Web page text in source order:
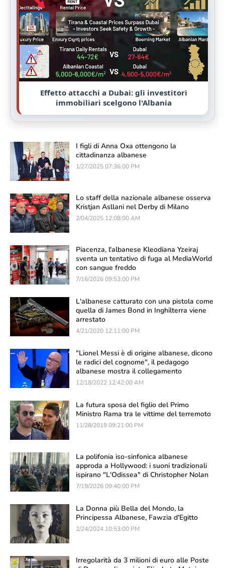
Effetto attacchi a Dubai: gli investitori
immobiliari scelgono l'Albania
I figli di Anna Oxa ottengono la
cittadinanza albanese
1/27/2025 07:36:00 PM
Lo staff della nazionale albanese osserva
Kristjan Asllani nel Derby di Milano
2/04/2025 12:08:00 AM
Piacenza, l'albanese Kleodiana Yzeiraj
sventa un tentativo di fuga al MediaWorld
con sangue freddo
7/16/2026 09:53:00 PM
L'albanese catturato con una pistola come
quella di James Bond in Inghilterra viene
arrestato
4/21/2020 12:11:00 PM
"Lionel Messi è di origine albanese, dicono
le radici del cognome", il pedagogo
albanese mostra il collegamento
12/18/2022 12:42:00 AM
La futura sposa del figlio del Primo
Ministro Rama tra le vittime del terremoto
11/28/2019 09:21:00 PM
La polifonia iso-sinfonica albanese
approda a Hollywood: i suoni tradizionali
ispirano "L'Odissea" di Christopher Nolan
7/19/2026 09:40:00 PM
La Donna più Bella del Mondo, la
Principessa Albanese, Fawzia d'Egitto
2/24/2024 10:53:00 PM
Irregolarità da 3 milioni di euro alle Poste